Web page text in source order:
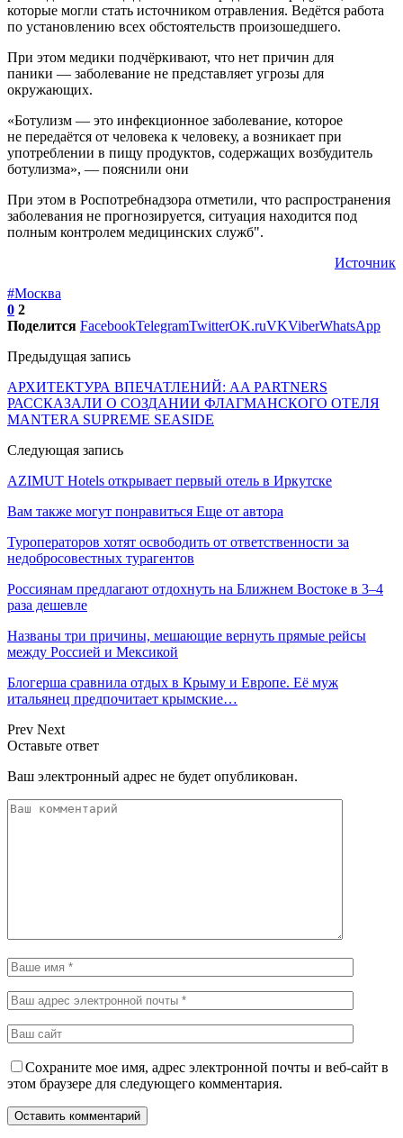
которые могли стать источником отравления. Ведётся работа
по установлению всех обстоятельств произошедшего.
При этом медики подчёркивают, что нет причин для
паники — заболевание не представляет угрозы для
окружающих.
«Ботулизм — это инфекционное заболевание, которое
не передаётся от человека к человеку, а возникает при
употреблении в пищу продуктов, содержащих возбудитель
ботулизма», — пояснили они
При этом в Роспотребнадзора отметили, что распространения
заболевания не прогнозируется, ситуация находится под
полным контролем медицинских служб".
Источник
#Москва
0 2
Поделится FacebookTelegramTwitterOK.ruVKViberWhatsApp
Предыдущая запись
АРХИТЕКТУРА ВПЕЧАТЛЕНИЙ: AA PARTNERS
РАССКАЗАЛИ О СОЗДАНИИ ФЛАГМАНСКОГО ОТЕЛЯ
MANTERA SUPREME SEASIDE
Следующая запись
AZIMUT Hotels открывает первый отель в Иркутске
Вам также могут понравиться Еще от автора
Туроператоров хотят освободить от ответственности за
недобросовестных турагентов
Россиянам предлагают отдохнуть на Ближнем Востоке в 3–4
раза дешевле
Названы три причины, мешающие вернуть прямые рейсы
между Россией и Мексикой
Блогерша сравнила отдых в Крыму и Европе. Её муж
итальянец предпочитает крымские…
Prev Next
Оставьте ответ
Ваш электронный адрес не будет опубликован.
Сохраните мое имя, адрес электронной почты и веб-сайт в
этом браузере для следующего комментария.